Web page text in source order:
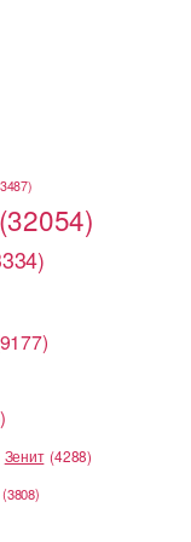
(32054)
Зенит (4288)
(3808)